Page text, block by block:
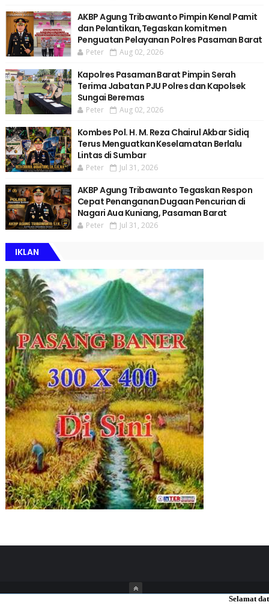
AKBP Agung Tribawanto Pimpin Kenal Pamit
dan Pelantikan,Tegaskan komitmen
Penguatan Pelayanan Polres Pasaman Barat
Peter Aug 02, 2026
Kapolres Pasaman Barat Pimpin Serah
Terima Jabatan PJU Polres dan Kapolsek
Sungai Beremas
Peter Aug 02, 2026
Kombes Pol. H. M. Reza Chairul Akbar Sidiq
Terus Menguatkan Keselamatan Berlalu
Lintas di Sumbar
Peter Jul 31, 2026
AKBP Agung Tribawanto Tegaskan Respon
Cepat Penanganan Dugaan Pencurian di
Nagari Aua Kuniang, Pasaman Barat
Peter Jul 31, 2026
IKLAN
Selamat datang di